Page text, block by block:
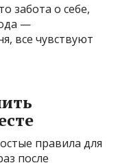
забота о себе,
—
все чувствуют
правила для
после